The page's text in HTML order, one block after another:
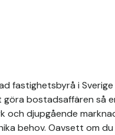
fastighetsbyrå i
bostadsaffären så
djupgående
behov. Oavsett om